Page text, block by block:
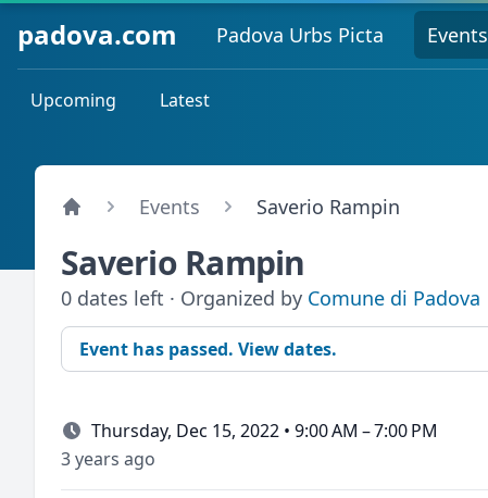
padova.com Padova Urbs Picta Events
Upcoming Latest
Events Saverio Rampin
Saverio Rampin
0 dates left · Organized by Comune di Padova
Event has passed. View dates.
Thursday, Dec 15, 2022 • 9:00 AM – 7:00 PM
3 years ago